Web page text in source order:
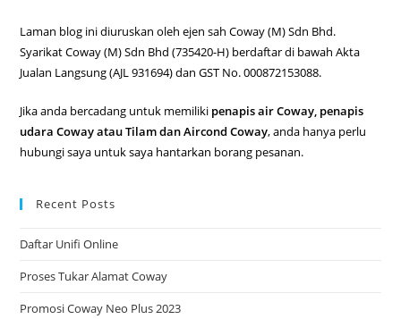
Laman blog ini diuruskan oleh ejen sah Coway (M) Sdn Bhd.
Syarikat Coway (M) Sdn Bhd (735420-H) berdaftar di bawah Akta
Jualan Langsung (AJL 931694) dan GST No. 000872153088.
Jika anda bercadang untuk memiliki penapis air Coway, penapis
udara Coway atau Tilam dan Aircond Coway, anda hanya perlu
hubungi saya untuk saya hantarkan borang pesanan.
Recent Posts
Daftar Unifi Online
Proses Tukar Alamat Coway
Promosi Coway Neo Plus 2023